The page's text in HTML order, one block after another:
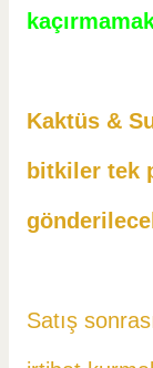
Kaktüs &
bitkiler tek
Satış